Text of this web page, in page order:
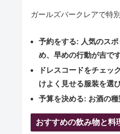
ガールズバークレアで特
予約をする: 人気のス
め、早めの行動が吉です
ドレスコードをチェック
けよく見せる服装を選
予算を決める: お酒の
おすすめの飲み物と料